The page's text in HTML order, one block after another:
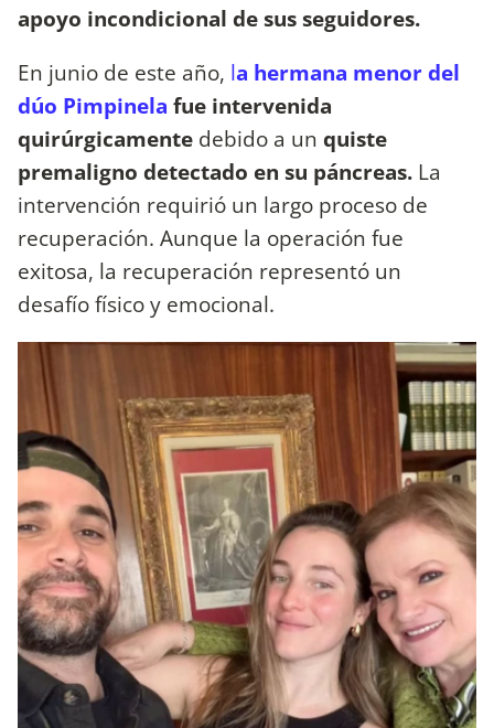
apoyo incondicional de sus seguidores.
En junio de este año, la hermana menor del
dúo Pimpinela fue intervenida
quirúrgicamente debido a un quiste
premaligno detectado en su páncreas. La
intervención requirió un largo proceso de
recuperación. Aunque la operación fue
exitosa, la recuperación representó un
desafío físico y emocional.